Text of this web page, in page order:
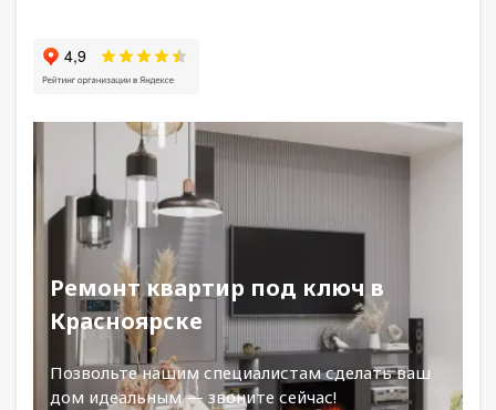
Ремонт квартир под ключ в
Красноярске
Позвольте нашим специалистам сделать ваш
дом идеальным — звоните сейчас!